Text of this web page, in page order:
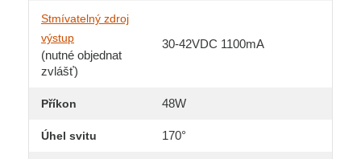
Stmívatelný zdroj
výstup
(nutné objednat
zvlášť)
30-42VDC 1100mA
Příkon 48W
Úhel svitu 170°